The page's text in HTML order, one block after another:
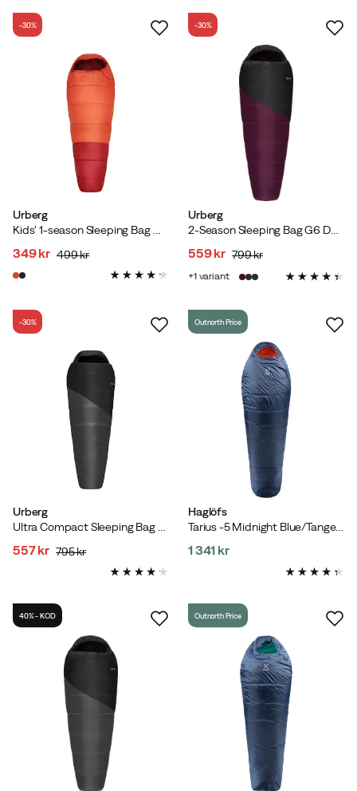
Urberg
-30%
discounted
349 kr
original
499 kr
Urberg
2-Season Sleeping Bag G6 Dark Purple
-30%
discounted
559 kr
original
799 kr
1 variant
Urberg
-30%
557 kr 795 kr
Haglöfs
Tarius -5 Midnight Blue/Tangerine
Outnorth Price
1 341 kr
40% - KOD Outnorth Price